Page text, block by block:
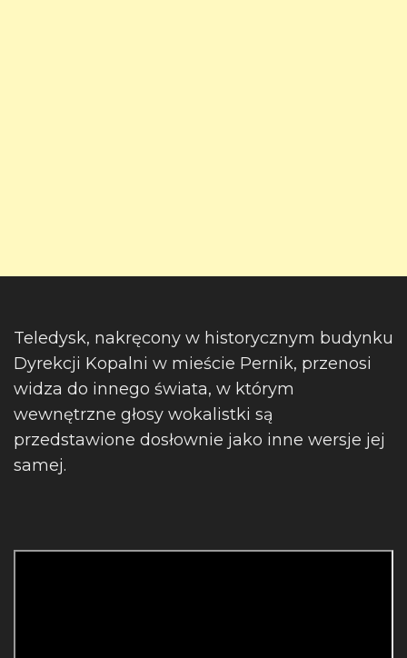
Teledysk, nakręcony w historycznym budynku
Dyrekcji Kopalni w mieście Pernik, przenosi
widza do innego świata, w którym
wewnętrzne głosy wokalistki są
przedstawione dosłownie jako inne wersje jej
samej.